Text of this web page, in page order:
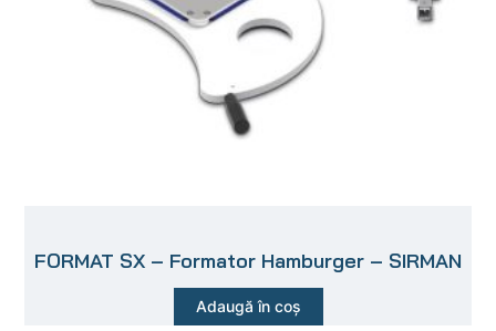
FORMAT SX – Formator Hamburger – SIRMAN
Adaugă în coș